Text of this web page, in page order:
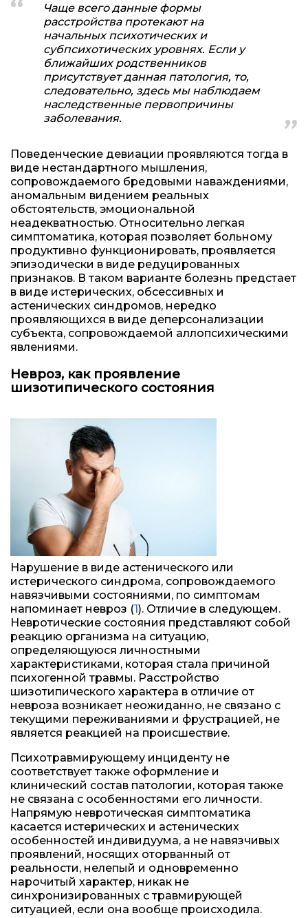
Чаще всего данные формы
расстройства протекают на
начальных психотических и
субпсихотических уровнях. Если у
ближайших родственников
присутствует данная патология, то,
следовательно, здесь мы наблюдаем
наследственные первопричины
заболевания.
Поведенческие девиации проявляются тогда в
виде нестандартного мышления,
сопровождаемого бредовыми наваждениями,
аномальным видением реальных
обстоятельств, эмоциональной
неадекватностью. Относительно легкая
симптоматика, которая позволяет больному
продуктивно функционировать, проявляется
эпизодически в виде редуцированных
признаков. В таком варианте болезнь предстает
в виде истерических, обсессивных и
астенических синдромов, нередко
проявляющихся в виде деперсонализации
субъекта, сопровождаемой аллопсихическими
явлениями.
Невроз, как проявление
шизотипического состояния
Нарушение в виде астенического или
истерического синдрома, сопровождаемого
навязчивыми состояниями, по симптомам
напоминает невроз (1). Отличие в следующем.
Невротические состояния представляют собой
реакцию организма на ситуацию,
определяющуюся личностными
характеристиками, которая стала причиной
психогенной травмы. Расстройство
шизотипического характера в отличие от
невроза возникает неожиданно, не связано с
текущими переживаниями и фрустрацией, не
является реакцией на происшествие.
Психотравмирующему инциденту не
соответствует также оформление и
клинический состав патологии, которая также
не связана с особенностями его личности.
Напрямую невротическая симптоматика
касается истерических и астенических
особенностей индивидуума, а не навязчивых
проявлений, носящих оторванный от
реальности, нелепый и одновременно
нарочитый характер, никак не
синхронизированных с травмирующей
ситуацией, если она вообще происходила.